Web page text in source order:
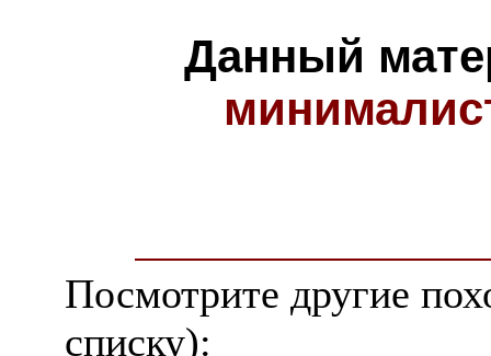
Данный
Посмотрите другие
списку):